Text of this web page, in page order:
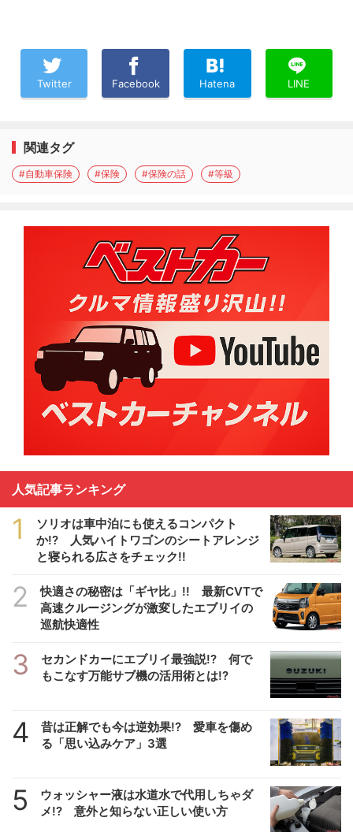
Twitter Facebook Hatena LINE
関連タグ
#自動車保険 #保険 #保険の話 #等級
人気記事ランキング
1
ソリオは車中泊にも使えるコンパクト
か!? 人気ハイトワゴンのシートアレンジ
と寝られる広さをチェック!!
2
快適さの秘密は「ギヤ比」!! 最新CVTで
高速クルージングが激変したエブリイの
巡航快適性
3
セカンドカーにエブリイ最強説!? 何で
もこなす万能サブ機の活用術とは!?
4
昔は正解でも今は逆効果!? 愛車を傷め
る「思い込みケア」3選
5
ウォッシャー液は水道水で代用しちゃダ
メ!? 意外と知らない正しい使い方